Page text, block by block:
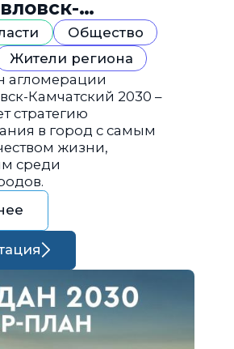
2030Общество
Жители региона
агломерации
Камчатский 2030 –
стратегию
в город с самым
жизни,
среди